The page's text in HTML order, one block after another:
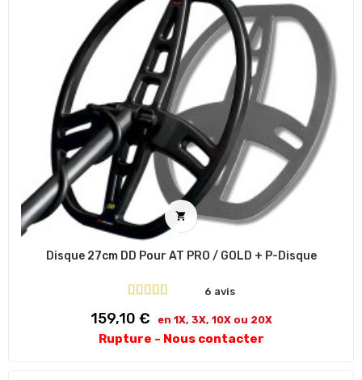

Disque 27cm DD Pour AT PRO / GOLD + P-Disque
6 avis
Prix
159,10 € en 1X, 3X, 10X ou 20X
Rupture - Nous contacter